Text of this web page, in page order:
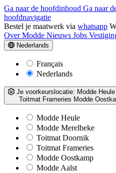
Ga naar de hoofdinhoud Ga naar
hoofdnavigatie
Bestel je maatwerk via whatsapp
Over Modde Nieuws Jobs
Nederlands
Français
Nederlands
Je voorkeurslocatie: Modde Heule
Toitmat Frameries Modde
Modde Heule
Modde Merelbeke
Toitmat Doornik
Toitmat Frameries
Modde Oostkamp
Modde Aalst